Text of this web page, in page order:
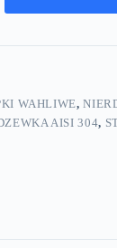
WAHLIWE,
AISI 304,